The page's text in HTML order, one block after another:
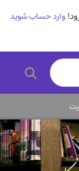
وارد حساب شوید